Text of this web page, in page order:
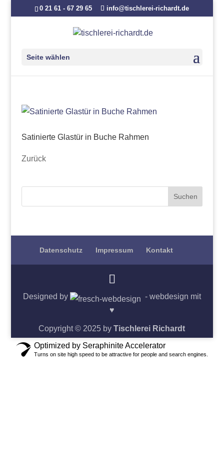
0 21 61 - 67 29 65 info@tischlerei-richardt.de
Seite wählen
Satinierte Glastür in Buche Rahmen
Zurück
Datenschutz Impressum Kontakt
Designed by
- webdesign mit
♥
Copyright © 2025 byTischlerei Richardt
Optimized by Seraphinite Accelerator
Turns on site high speed to be attractive for people and search engines.